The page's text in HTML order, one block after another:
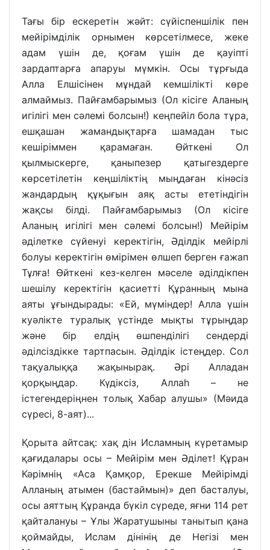
Тағы бір ескеретін жәйт: сүйіспеншілік пен
мейірімділік орнымен көрсетілмесе, жеке
адам үшін де, қоғам үшін де қауіпті
зардаптарға апаруы мүмкін. Осы тұрғыда
Алла Елшісінен мұндай кемшілікті көре
алмаймыз. Пайғамбарымыз (Ол кісіге Аланың
игілігі мен сәлемі болсын!) кеңпейіл бола тұра,
ешқашан жамандықтарға шамадан тыс
кешіріммен қарамаған. Өйткені Ол
қылмыскерге, қаныпезер қатыгездерге
көрсетілетін кеңшіліктің мыңдаған кінәсіз
жандардың құқығын аяқ асты ететіндігін
жақсы білді. Пайғамбарымыз (Ол кісіге
Аланың игілігі мен сәлемі болсын!) Мейірім
әділетке сүйенуі керектігін, Әділдік мейірлі
болуы керектігін өмірімен өлшеп берген ғажап
Тұлға! Өйткені кез-келген мәселе әділдікпен
шешілу керектігін қасиетті Құранның мына
аяты ұғындырады: «Ей, мүміндер! Алла үшін
куәлікте туралық үстінде мықты тұрыңдар
және бір елдің өшпенділігі сендерді
әділсіздікке тартпасын. Әділдік істеңдер. Сол
тақуалыққа жақынырақ. Әрі Алладан
қорқыңдар. Күдіксіз, Аллаһ – не
істегендеріңнен толық Хабар алушы» (Мәида
сүресі, 8-аят)...
Қорыта айтсақ: хақ дін Исламның күретамыр
қағидалары осы – Мейірім мен Әділет! Құран
Кәрімнің «Аса Қамқор, Ерекше Мейірімді
Алланың атымен (бастаймын)» деп басталуы,
осы аяттың Құранда бүкіл сүреде, яғни 114 рет
қайталануы – Ұлы Жаратушыны танытып қана
қоймайды, Ислам дінінің де Негізі мен